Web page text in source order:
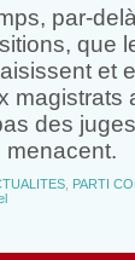
par-
que
et
magistrats
des
menacent.
PARTI